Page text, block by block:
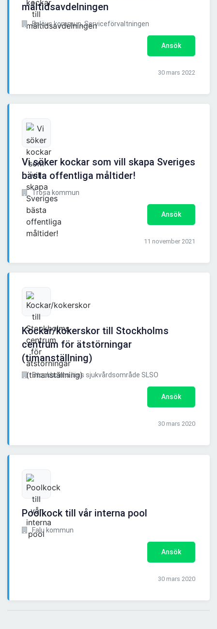
måltidsavdelningen
Eslövs kommun, Serviceförvaltningen
Ansök
30 mars 2022
Vi söker kockar som vill skapa Sveriges
bästa offentliga måltider!
Trosa kommun
Ansök
11 november 2021
Kockar/kokerskor till Stockholms
centrum för ätstörningar
(timanställning)
Stockholms läns sjukvårdsområde SLSO
Ansök
30 mars 2020
Poolkock till vår interna pool
Falu kommun
Ansök
30 mars 2020